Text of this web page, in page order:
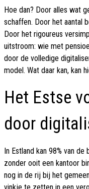
Hoe dan? Door alles wat
schaffen. Door het aantal
Door het rigoureus
uitstroom: wie met
door de volledige
model. Wat daar kan, kan
Het Estse
door
In Estland kan 98% van
zonder ooit een kantoor
nog in de rij bij het